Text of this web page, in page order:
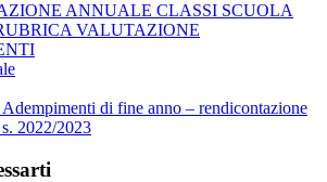
ANNUALE CLASSI SCUOLA
VALUTAZIONE
di fine anno – rendicontazione
2022/2023